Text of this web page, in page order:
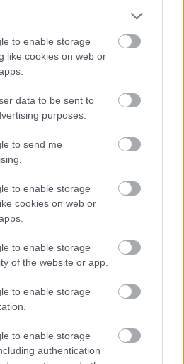
to enable storage
like cookies on web or
data to be sent to
purposes.
to send me
to enable storage
cookies on web or
to enable storage
of the website or app.
to enable storage
to enable storage
authentication
tájékoztatás szerint
kiadott offline alkalmazások
t futtatók számára lesznek
áruházában, 2017 közepétől
sem jelennek majd meg a
2018 elején várható, amikor a
technikailag is megszűnik a
lehetősége.